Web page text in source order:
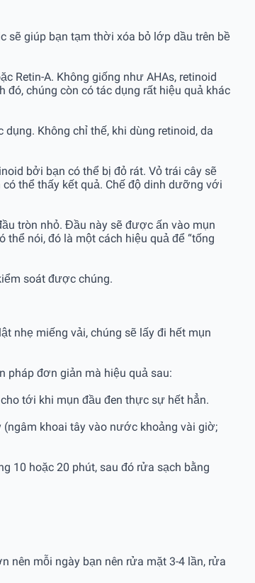
sẽ giúp bạn tạm thời xóa bỏ lớp dầu trên bề
Retin-A. Không giống như AHAs, retinoid
đó, chúng còn có tác dụng rất hiệu quả khác
Không chỉ thế, khi dùng retinoid, da
bởi bạn có thể bị đỏ rát. Vỏ trái cây sẽ
thể thấy kết quả. Chế độ dinh dưỡng với
tròn nhỏ. Đầu này sẽ được ấn vào mụn
nói, đó là một cách hiệu quả để “tống
soát được chúng.
nhẹ miếng vải, chúng sẽ lấy đi hết mụn
pháp đơn giản mà hiệu quả sau:
tới khi mụn đầu đen thực sự hết hẳn.
(ngâm khoai tây vào nước khoảng vài giờ;
10 hoặc 20 phút, sau đó rửa sạch bằng
nên mỗi ngày bạn nên rửa mặt 3-4 lần, rửa